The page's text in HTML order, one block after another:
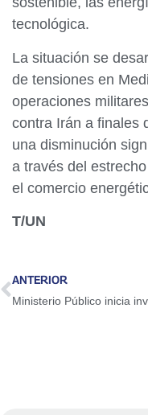
tecnológica.
La situación se
de tensiones en
operaciones
contra Irán a finales
una disminución
a través del
el comercio
T/UN
ANTERIOR